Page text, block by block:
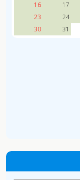
16
17
23
24
30
31